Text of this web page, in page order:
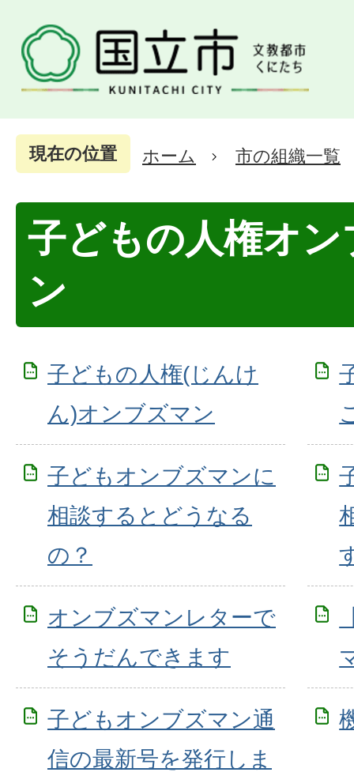
現在の位置 ホーム 市の組織一覧
子どもの人権オン
ン
子どもの人権(じんけ
ん)オンブズマン
子どもオンブズマンに
相談するとどうなる
の？
オンブズマンレターで
そうだんできます
子どもオンブズマン通
信の最新号を発行しま